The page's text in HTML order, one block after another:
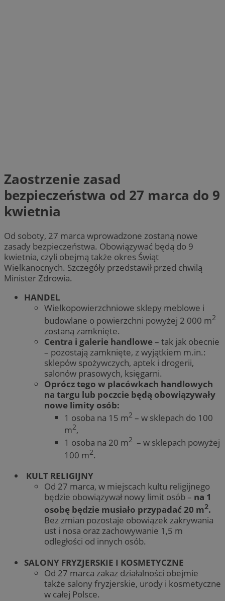
Zaostrzenie zasad
bezpieczeństwa od 27 marca do 9
kwietnia
Od soboty, 27 marca wprowadzone zostaną nowe
zasady bezpieczeństwa. Obowiązywać będą do 9
kwietnia, czyli obejmą także okres Świąt
Wielkanocnych. Szczegóły przedstawił przed chwilą
Minister Zdrowia.
HANDEL
Wielkopowierzchniowe sklepy meblowe i
budowlane o powierzchni powyżej 2 000 m2
zostaną zamknięte.
Centra i galerie handlowe– tak jak obecnie
– pozostają zamknięte, z wyjątkiem m.in.:
sklepów spożywczych, aptek i drogerii,
salonów prasowych, księgarni.
Oprócz tego w placówkach handlowych
na targu lub poczcie będą obowiązywały
nowe limity osób:
1 osoba na 15 m2 – w sklepach do 100
m2,
1 osoba na 20 m2 – w sklepach powyżej
100 m2.
KULT RELIGIJNY
Od 27 marca, w miejscach kultu religijnego
będzie obowiązywał nowy limit osób – na 1
osobę będzie musiało przypadać 20 m2.
Bez zmian pozostaje obowiązek zakrywania
ust i nosa oraz zachowywanie 1,5 m
odległości od innych osób.
SALONY FRYZJERSKIE I KOSMETYCZNE
Od 27 marca zakaz działalności obejmie
także salony fryzjerskie, urody i kosmetyczne
w całej Polsce.